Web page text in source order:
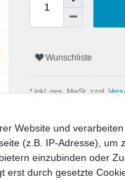
Wunschliste
* inkl. ges. MwSt. zzgl.
Website und verarbeiten
(z.B. IP-Adresse), um
einzubinden oder
erst durch gesetzte